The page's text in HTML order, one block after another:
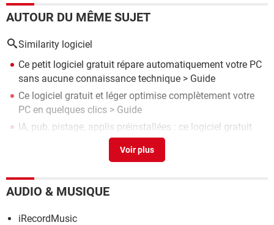
AUTOUR DU MÊME SUJET
Similarity logiciel
Ce petit logiciel gratuit répare automatiquement votre PC
sans aucune connaissance technique > Guide
Ce logiciel gratuit et léger optimise complètement votre
PC en quelques clics > Guide
IA, pub, pistage, applis préinstallées : ce logiciel gratuit
supprime tout le superflu de Windows
Microsoft Money 2005 : gratuit et fonctionnel sous
Facturation
Windows> Guide
AUDIO & MUSIQUE
iRecordMusic